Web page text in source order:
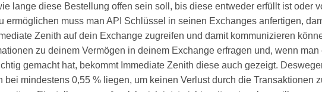
lange diese Bestellung offen sein soll, bis diese entweder erfüllt ist oder
ermöglichen muss man API Schlüssel in seinen Exchanges anfertigen,
Zenith auf dein Exchange zugreifen und damit kommunizieren
zu deinem Vermögen in deinem Exchange erfragen und, wenn man
gemacht hat, bekommt Immediate Zenith diese auch gezeigt.
bei mindestens 0,55 % liegen, um keinen Verlust durch die Transaktionen